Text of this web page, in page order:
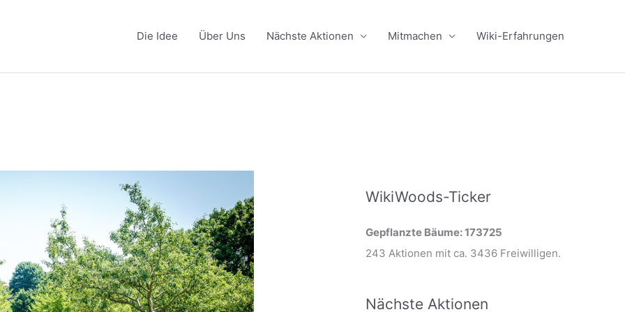
Die Idee Über Uns Nächste Aktionen Mitmachen Wiki-Erfahrungen
WikiWoods-Ticker
Gepflanzte Bäume: 173725
243 Aktionen mit ca. 3436 Freiwilligen.
Nächste Aktionen